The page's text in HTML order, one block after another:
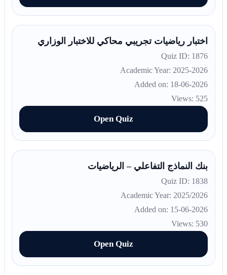
اختبار رياضيات تجريبي محاكي للاختبار الوزاري
Quiz ID: 1876
Academic Year: 2025-2026
Added on: 18-06-2026
Views: 525
Open Quiz
بنك النماذج التفاعلي – الرياضيات
Quiz ID: 1838
Academic Year: 2025/2026
Added on: 15-06-2026
Views: 530
Open Quiz